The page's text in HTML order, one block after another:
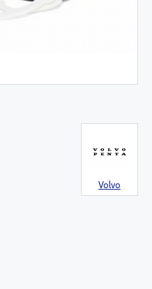
Volvo